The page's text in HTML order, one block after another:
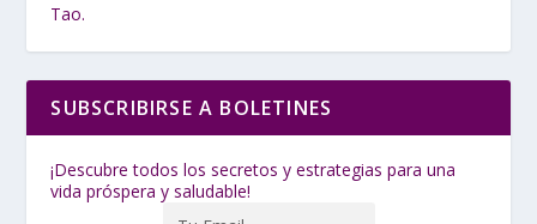
Tao.
SUBSCRIBIRSE A BOLETINES
¡Descubre todos los secretos y estrategias para una
vida próspera y saludable!